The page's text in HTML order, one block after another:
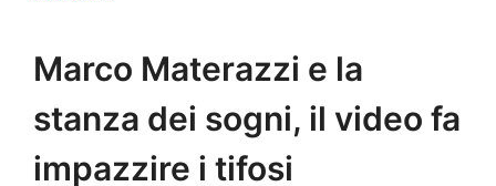
Marco Materazzi e la
stanza dei sogni, il video fa
impazzire i tifosi